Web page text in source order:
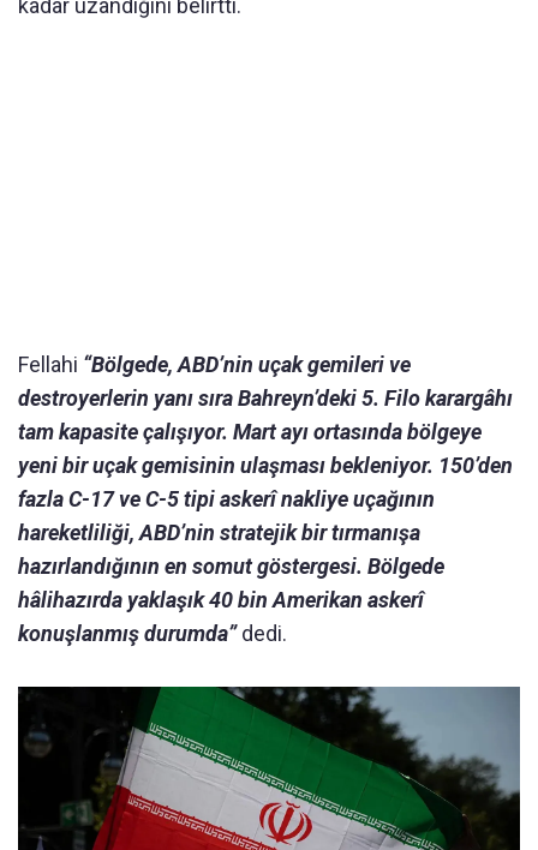
kadar uzandığını belirtti.
Fellahi “Bölgede, ABD’nin uçak gemileri ve
destroyerlerin yanı sıra Bahreyn’deki 5. Filo karargâhı
tam kapasite çalışıyor. Mart ayı ortasında bölgeye
yeni bir uçak gemisinin ulaşması bekleniyor. 150’den
fazla C-17 ve C-5 tipi askerî nakliye uçağının
hareketliliği, ABD’nin stratejik bir tırmanışa
hazırlandığının en somut göstergesi. Bölgede
hâlihazırda yaklaşık 40 bin Amerikan askerî
konuşlanmış durumda”dedi.